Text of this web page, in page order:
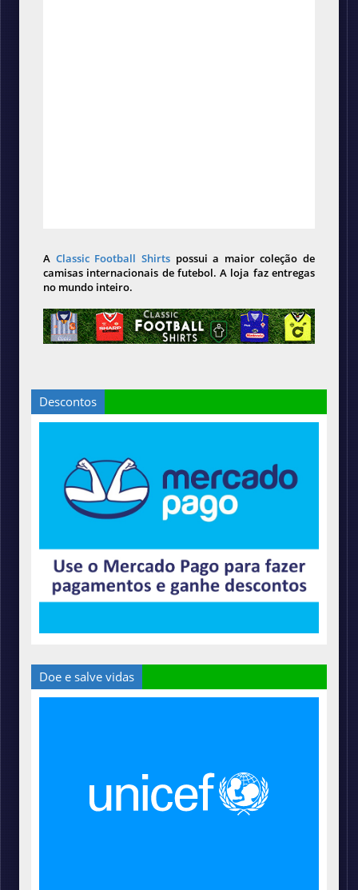
A Classic Football Shirts possui a maior coleção de
camisas internacionais de futebol. A loja faz entregas
no mundo inteiro.
Descontos
Doe e salve vidas